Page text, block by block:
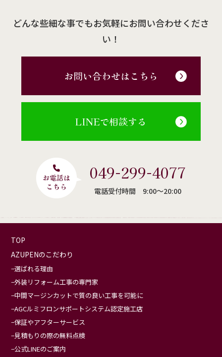
どんな些細な事でもお気軽にお問い合わせくださ
い！
お問い合わせはこちら
LINEで相談する
049-299-4077
電話受付時間 9:00〜20:00
TOP
AZUPENのこだわり
選ばれる理由
外装リフォーム工事の専門家
中間マージンカットで質の良い工事を可能に
AGCルミフロンサポートシステム認定施工店
保証やアフターサービス
見積もりの際の無料点検
公式LINEのご案内